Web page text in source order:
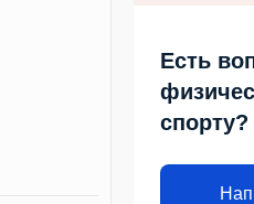
Есть
спорту?